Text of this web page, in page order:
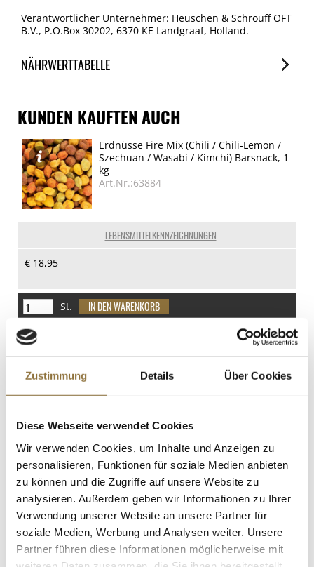
Zustimmung Details Über Cookies
Diese Webseite verwendet Cookies
Wir verwenden Cookies, um Inhalte und Anzeigen zu
personalisieren, Funktionen für soziale Medien anbieten
zu können und die Zugriffe auf unsere Website zu
analysieren. Außerdem geben wir Informationen zu Ihrer
Verwendung unserer Website an unsere Partner für
soziale Medien, Werbung und Analysen weiter. Unsere
Partner führen diese Informationen möglicherweise mit
Verantwortlicher Unternehmer: Heuschen & Schrouff OFT
B.V., P.O.Box 30202, 6370 KE Landgraaf, Holland.
NÄHRWERTTABELLE
je 100g
Brennwert
899 kJ/216 kcal
Fett
13 g
davon gesättigte Fettsäuren
20 g
Eiweiß
3.1 g
KUNDEN KAUFTEN AUCH
LEBENSMITTELKENNZEICHNUNGEN
Erdnüsse Fire Mix (Chili / Chili-Lemon /
Szechuan / Wasabi / Kimchi) Barsnack, 1
kg
Art.Nr.:63884
€ 18,95
St.
Art.Nr.:40479
€ 5,89
€ 24,54
St.
Püree - Sanddorn, 100% Frucht, TK, 1 kg
Art.Nr.:41535